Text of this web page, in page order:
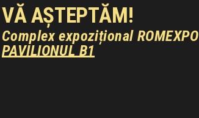
VĂ AȘTEPTĂM!
Complex expozițional ROMEXPO
PAVILIONUL B1